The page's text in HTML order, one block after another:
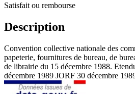
Satisfait ou rembourse
Description
Convention collective nationale des
papeterie, fournitures de bureau, de
de librairie du 15 décembre 1988.
décembre 1989 JORF 30 décembre